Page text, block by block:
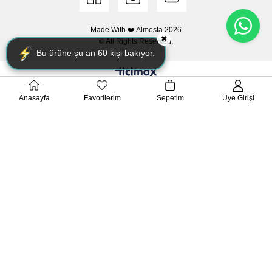
Made With ❤️ Almesta 2026
© All Rights Reserved.
Anasayfa Favorilerim Sepetim Üye Girişi
✖
Bu ürüne şu an 60 kişi bakıyor.